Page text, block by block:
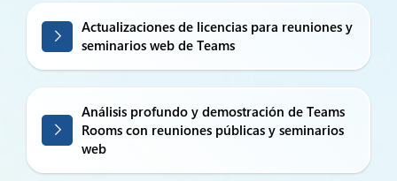
Actualizaciones de licencias para reuniones y
seminarios web de Teams
Análisis profundo y demostración de Teams
Rooms con reuniones públicas y seminarios
web